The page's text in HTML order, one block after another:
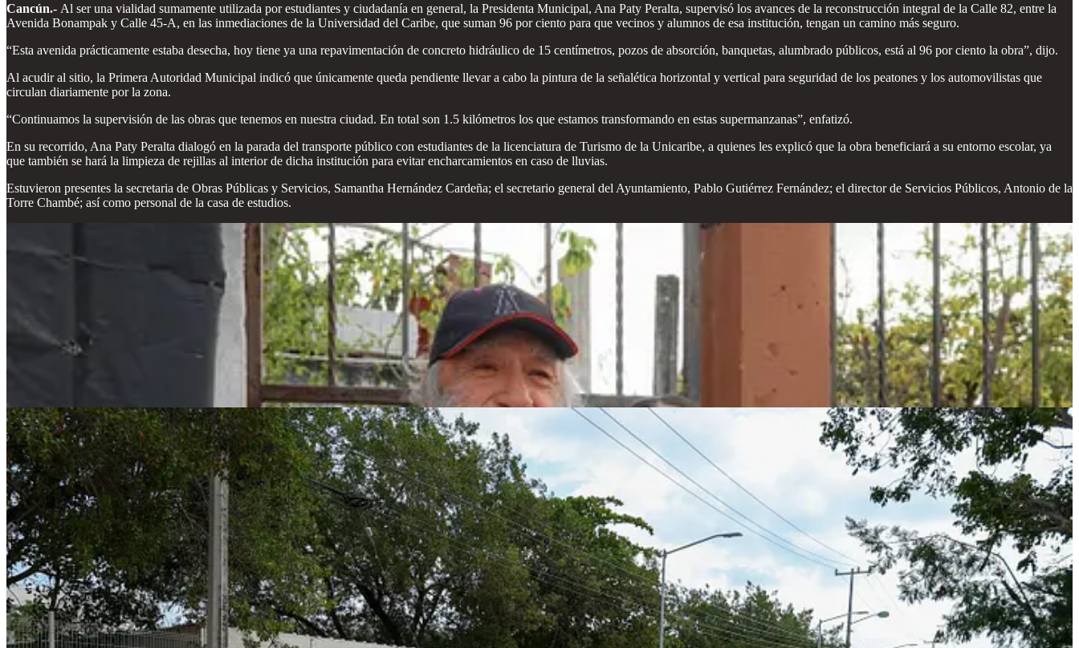
Cancún.- Al ser una vialidad sumamente utilizada por estudiantes y ciudadanía en general, la Presidenta Municipal, Ana Paty Peralta, supervisó los avances de la reconstrucción integral de la Calle 82, entre la
Avenida Bonampak y Calle 45-A, en las inmediaciones de la Universidad del Caribe, que suman 96 por ciento para que vecinos y alumnos de esa institución, tengan un camino más seguro.
“Esta avenida prácticamente estaba desecha, hoy tiene ya una repavimentación de concreto hidráulico de 15 centímetros, pozos de absorción, banquetas, alumbrado públicos, está al 96 por ciento la obra”, dijo.
Al acudir al sitio, la Primera Autoridad Municipal indicó que únicamente queda pendiente llevar a cabo la pintura de la señalética horizontal y vertical para seguridad de los peatones y los automovilistas que
circulan diariamente por la zona.
“Continuamos la supervisión de las obras que tenemos en nuestra ciudad. En total son 1.5 kilómetros los que estamos transformando en estas supermanzanas”, enfatizó.
En su recorrido, Ana Paty Peralta dialogó en la parada del transporte público con estudiantes de la licenciatura de Turismo de la Unicaribe, a quienes les explicó que la obra beneficiará a su entorno escolar, ya
que también se hará la limpieza de rejillas al interior de dicha institución para evitar encharcamientos en caso de lluvias.
Estuvieron presentes la secretaria de Obras Públicas y Servicios, Samantha Hernández Cardeña; el secretario general del Ayuntamiento, Pablo Gutiérrez Fernández; el director de Servicios Públicos, Antonio de la
Torre Chambé; así como personal de la casa de estudios.